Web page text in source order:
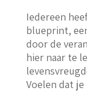
Iedereen
blueprint,
door de
hier naar te
Voelen dat